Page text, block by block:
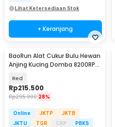
Lihat Ketersediaan Stok
+ Keranjang
BaoRun Alat Cukur Bulu Hewan
Anjing Kucing Domba 8200RPM
Red
Rp215.500
Rp295.900 28%
Online JKTP
JKTB
JKTU
TGR CKP
PBKS